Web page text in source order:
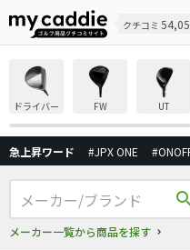
クチコミ
ドライバー FW UT
急上昇ワード #JPX ONE
メーカー一覧から商品を探す